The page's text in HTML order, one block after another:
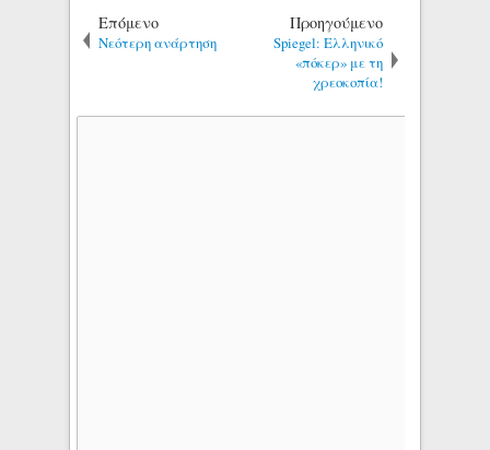
Επόμενο
Νεότερη ανάρτηση
Προηγούμενο
Spiegel: Ελληνικό
«πόκερ» με τη
χρεοκοπία!